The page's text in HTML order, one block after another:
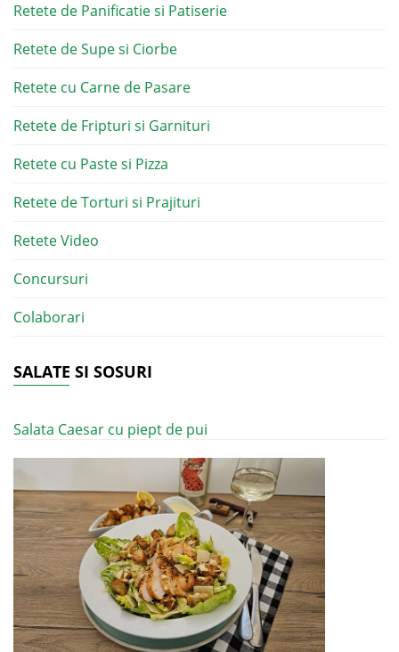
Retete de Panificatie si Patiserie
Retete de Supe si Ciorbe
Retete cu Carne de Pasare
Retete de Fripturi si Garnituri
Retete cu Paste si Pizza
Retete de Torturi si Prajituri
Retete Video
Concursuri
Colaborari
SALATE SI SOSURI
Salata Caesar cu piept de pui